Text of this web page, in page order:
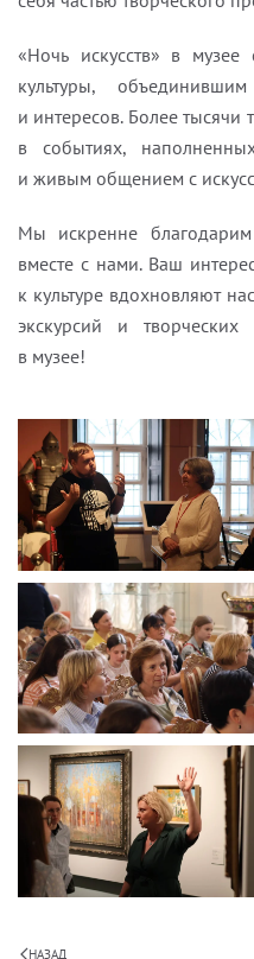
«Ночь искусств» в музее
культуры,
и интересов. Более тысячи
в событиях,
и живым общением с
Мы искренне
вместе с нами. Ваш
к культуре вдохновляют
экскурсий и
в музее!
НАЗАД